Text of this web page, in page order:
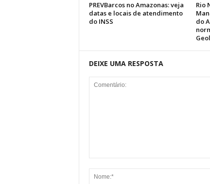
PREVBarcos no Amazonas: veja
datas e locais de atendimento
do INSS
Rio
do
DEIXE UMA RESPOSTA